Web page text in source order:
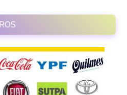
PRODUCTORA